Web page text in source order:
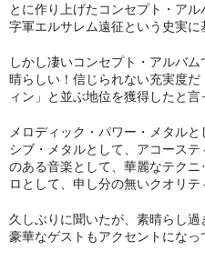
とに作り上げたコンセプト・ア
字軍エルサレム遠征という史実に
しかし凄いコンセプト・アルバ
晴らしい！信じられない充実度
ィン」と並ぶ地位を獲得したと言
メロディック・パワー・メタル
シブ・メタルとして、アコース
のある音楽として、華麗なテク
ロとして、申し分の無いクオリテ
久しぶりに聞いたが、素晴らし過
豪華なゲストもアクセントになっ